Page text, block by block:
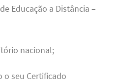
Educação a Distância –
nacional;
o seu Certificado